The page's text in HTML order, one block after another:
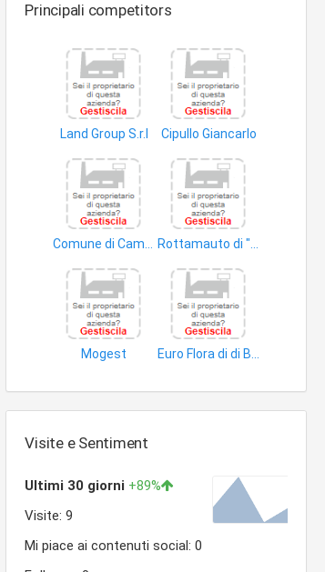
Principali competitors
Land Group S.r.l
Cipullo Giancarlo
Mogest
Visite e Sentiment